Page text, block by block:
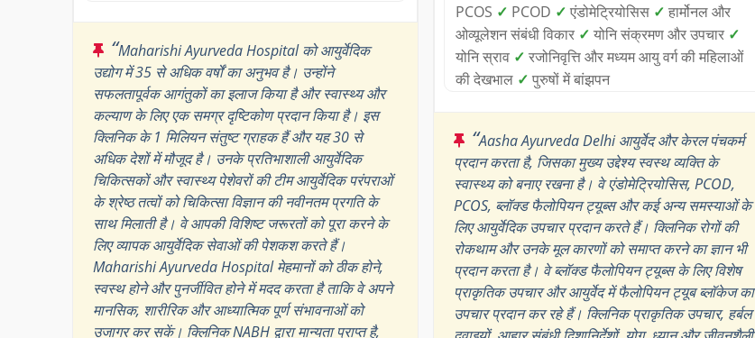
“Maharishi Ayurveda Hospital को आयुर्वेदिक
उद्योग में 35 से अधिक वर्षों का अनुभव है। उन्होंने
सफलतापूर्वक आगंतुकों का इलाज किया है और स्वास्थ्य और
कल्याण के लिए एक समग्र दृष्टिकोण प्रदान किया है। इस
क्लिनिक के 1 मिलियन संतुष्ट ग्राहक हैं और यह 30 से
अधिक देशों में मौजूद है। उनके प्रतिभाशाली आयुर्वेदिक
चिकित्सकों और स्वास्थ्य पेशेवरों की टीम आयुर्वेदिक परंपराओं
के श्रेष्ठ तत्वों को चिकित्सा विज्ञान की नवीनतम प्रगति के
साथ मिलाती है। वे आपकी विशिष्ट जरूरतों को पूरा करने के
लिए व्यापक आयुर्वेदिक सेवाओं की पेशकश करते हैं।
Maharishi Ayurveda Hospital मेहमानों को ठीक होने,
स्वस्थ होने और पुनर्जीवित होने में मदद करता है ताकि वे अपने
मानसिक, शारीरिक और आध्यात्मिक पूर्ण संभावनाओं को
उजागर कर सकें। क्लिनिक NABH द्वारा मान्यता प्राप्त है,
PCOS ✓ PCOD ✓ एंडोमेट्रियोसिस ✓ हार्मोनल और
ओव्यूलेशन संबंधी विकार ✓ योनि संक्रमण और उपचार ✓
योनि स्राव ✓ रजोनिवृत्ति और मध्यम आयु वर्ग की महिलाओं
की देखभाल ✓ पुरुषों में बांझपन
“Aasha Ayurveda Delhi आयुर्वेद और केरल पंचकर्म
प्रदान करता है, जिसका मुख्य उद्देश्य स्वस्थ व्यक्ति के
स्वास्थ्य को बनाए रखना है। वे एंडोमेट्रियोसिस, PCOD,
PCOS, ब्लॉक्ड फैलोपियन ट्यूब्स और कई अन्य समस्याओं के
लिए आयुर्वेदिक उपचार प्रदान करते हैं। क्लिनिक रोगों की
रोकथाम और उनके मूल कारणों को समाप्त करने का ज्ञान भी
प्रदान करता है। वे ब्लॉक्ड फैलोपियन ट्यूब्स के लिए विशेष
प्राकृतिक उपचार और आयुर्वेद में फैलोपियन ट्यूब ब्लॉकेज का
उपचार प्रदान कर रहे हैं। क्लिनिक प्राकृतिक उपचार, हर्बल